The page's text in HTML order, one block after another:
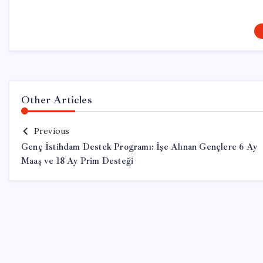
Other Articles
Previous
Genç İstihdam Destek Programı: İşe Alınan Gençlere 6 Ay
Maaş ve 18 Ay Prim Desteği